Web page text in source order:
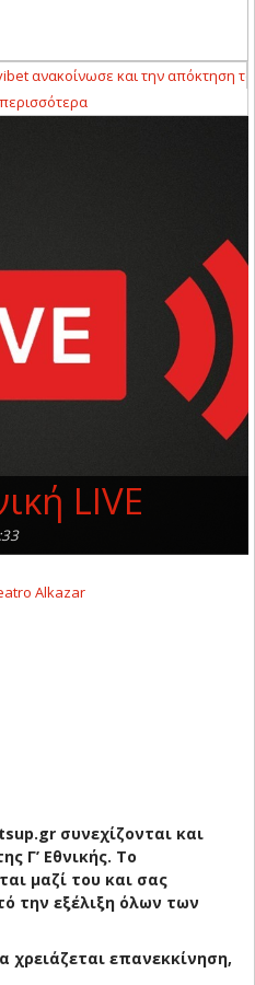
και την απόκτηση του
LIVE
συνεχίζονται και
Γ’ Εθνικής. Το
μαζί του και σας
την εξέλιξη όλων των
χρειάζεται επανεκκίνηση,